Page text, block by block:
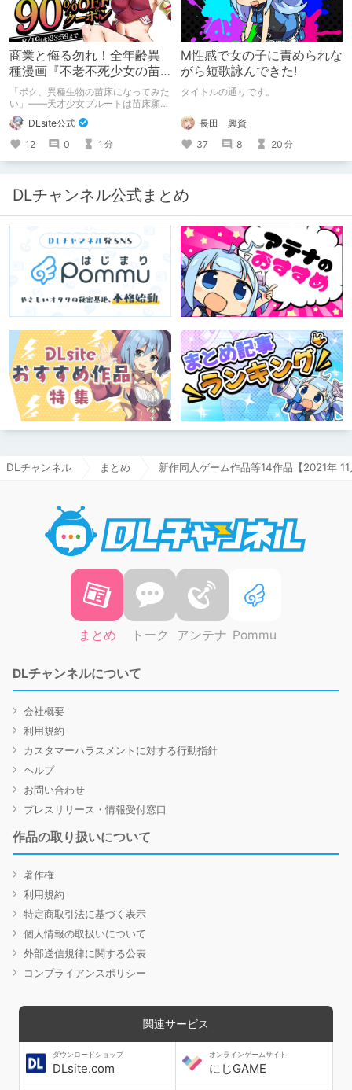
商業と侮る勿れ！全年齢異
種漫画『不老不死少女の苗
床旅行記』新刊記念1～3巻
90%オフクーポン配布中✨
「ボク、異種生物の苗床になってみた
い」――天才少女プルートは苗床願望
を叶えるため、不老不死の体を手に入
れた！ 話題沸騰の全年齢苗床コミッ
クスの新刊が発売開始！ それを記念
して1～3巻まで90%OFFクーポン配
布いたします！ まだ本作品未体験の
ください。
DLsite公式
12
0 1 分
M性感で女の子に責められな
がら短歌詠んできた!
タイトルの通りです。
長田 興資
37
8 20 分
DLチャンネル公式まとめ
DLチャンネル まとめ 新作同人ゲーム作品等14作品【2021年
まとめ トーク アンテナ Pommu
DLチャンネルについて
会社概要
利用規約
カスタマーハラスメントに対する行動指針
ヘルプ
お問い合わせ
プレスリリース・情報受付窓口
作品の取り扱いについて
著作権
利用規約
特定商取引法に基づく表示
個人情報の取扱いについて
外部送信規律に関する公表
コンプライアンスポリシー
関連サービス
ダウンロードショップ
DLsite.com
オンラインゲームサイト
にじGAME